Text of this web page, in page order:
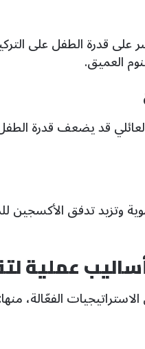
قدرة الطفل على
العميق.
قد يضعف قدرة
وتزيد تدفق الأكسجين
عملية
الفعّالة، منها: